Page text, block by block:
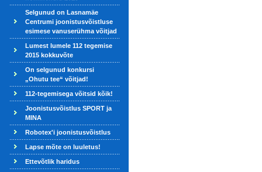
Selgunud on Lasnamäe
Centrumi joonistusvõistluse
esimese vanuserühma võitjad
Lumest lumele 112 tegemise
2015 kokkuvõte
On selgunud konkursi
„Ohutu tee“ võitjad!
112-tegemisega võitsid kõik!
Joonistusvõistlus SPORT ja
MINA
Robotex'i joonistusvõistlus
Lapse mõte on luuletus!
Ettevõtlik haridus